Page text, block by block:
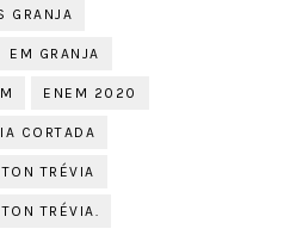
GRANJA
EM GRANJA
ENEM 2020
CORTADA
TRÉVIA
TRÉVIA.